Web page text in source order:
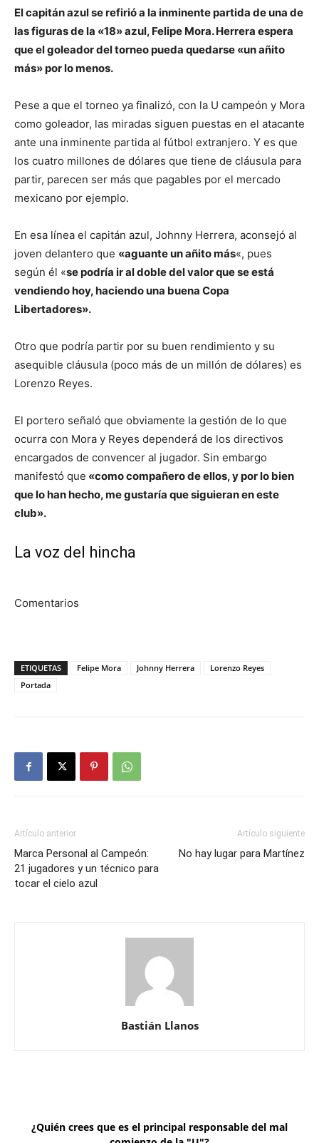
El capitán azul se refirió a la inminente partida de una de
las figuras de la «18» azul, Felipe Mora. Herrera espera
que el goleador del torneo pueda quedarse «un añito
más» por lo menos.
Pese a que el torneo ya finalizó, con la U campeón y Mora
como goleador, las miradas siguen puestas en el atacante
ante una inminente partida al fútbol extranjero. Y es que
los cuatro millones de dólares que tiene de cláusula para
partir, parecen ser más que pagables por el mercado
mexicano por ejemplo.
En esa línea el capitán azul, Johnny Herrera, aconsejó al
joven delantero que «aguante un añito más«, pues
según él «se podría ir al doble del valor que se está
vendiendo hoy, haciendo una buena Copa
Libertadores».
Otro que podría partir por su buen rendimiento y su
asequible cláusula (poco más de un millón de dólares) es
Lorenzo Reyes.
El portero señaló que obviamente la gestión de lo que
ocurra con Mora y Reyes dependerá de los directivos
encargados de convencer al jugador. Sin embargo
manifestó que «como compañero de ellos, y por lo bien
que lo han hecho, me gustaría que siguieran en este
club».
La voz del hincha
Comentarios
ETIQUETAS Felipe Mora Johnny Herrera
Lorenzo Reyes
Portada
Artículo anterior
Marca Personal al Campeón:
21 jugadores y un técnico para
tocar el cielo azul
Artículo siguiente
No hay lugar para Martínez
Bastián Llanos
¿Quién crees que es el principal responsable del mal